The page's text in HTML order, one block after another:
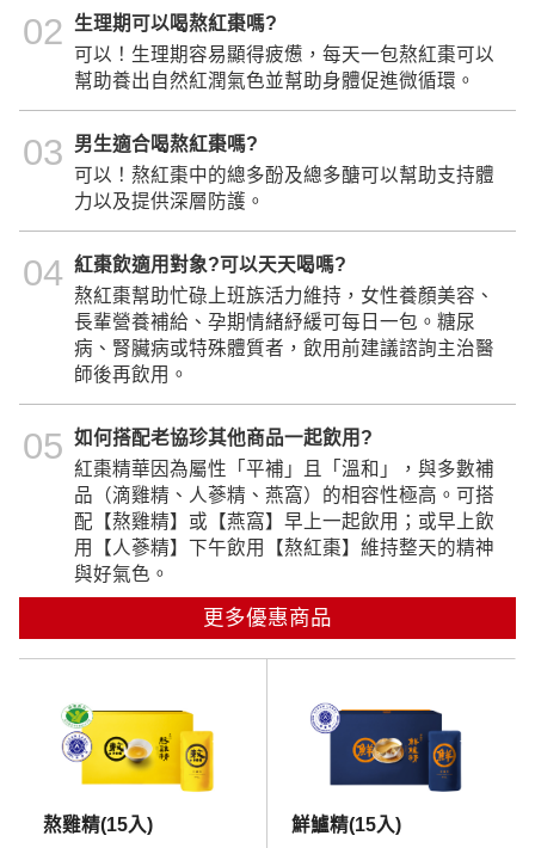
02 生理期可以喝熬紅棗嗎?
可以！生理期容易顯得疲憊，每天一包熬紅棗可以
幫助養出自然紅潤氣色並幫助身體促進微循環。
03
男生適合喝熬紅棗嗎?
可以！熬紅棗中的總多酚及總多醣可以幫助支持體
力以及提供深層防護。
04 紅棗飲適用對象?可以天天喝嗎?
熬紅棗幫助忙碌上班族活力維持，女性養顏美容、
長輩營養補給、孕期情緒紓緩可每日一包。糖尿
病、腎臟病或特殊體質者，飲用前建議諮詢主治醫
師後再飲用。
05 如何搭配老協珍其他商品一起飲用?
紅棗精華因為屬性「平補」且「溫和」，與多數補
品（滴雞精、人蔘精、燕窩）的相容性極高。可搭
配【熬雞精】或【燕窩】早上一起飲用；或早上飲
用【人蔘精】下午飲用【熬紅棗】維持整天的精神
與好氣色。
更多優惠商品
熬雞精(15入) 鮮鱸精(15入)